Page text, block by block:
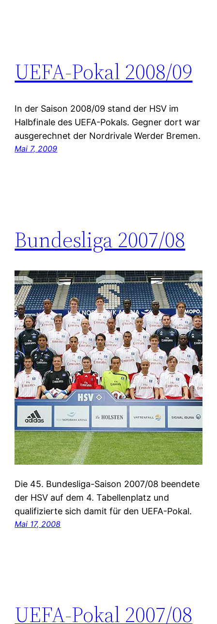
UEFA-Pokal 2008/09
In der Saison 2008/09 stand der HSV im
Halbfinale des UEFA-Pokals. Gegner dort war
ausgerechnet der Nordrivale Werder Bremen.
Mai 7, 2009
Bundesliga 2007/08
Die 45. Bundesliga-Saison 2007/08 beendete
der HSV auf dem 4. Tabellenplatz und
qualifizierte sich damit für den UEFA-Pokal.
Mai 17, 2008
UEFA-Pokal 2007/08